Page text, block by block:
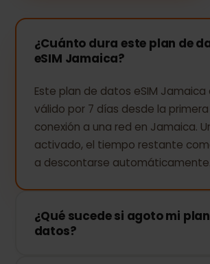
¿Cuánto dura este plan de
eSIM Jamaica?
Este plan de datos eSIM Jamaica
válido por 7 días desde la primera
conexión a una red en Jamaica.
activado, el tiempo restante
a descontarse automáticamente.
¿Qué sucede si agoto mi
datos?